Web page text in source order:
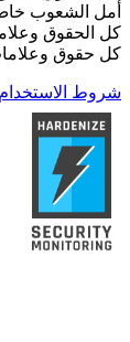
أمل الشعوب خاص
كل الحقوق
كل حقوق
شروط الاستخدام